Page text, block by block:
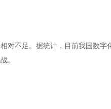
对不足。据统计，目前我国数字
。